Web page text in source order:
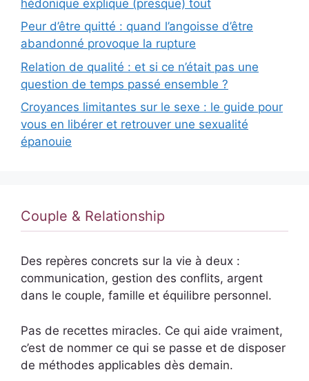
hédonique explique (presque) tout
Peur d’être quitté : quand l’angoisse d’être
abandonné provoque la rupture
Relation de qualité : et si ce n’était pas une
question de temps passé ensemble ?
Croyances limitantes sur le sexe : le guide pour
vous en libérer et retrouver une sexualité
épanouie
Couple & Relationship
Des repères concrets sur la vie à deux :
communication, gestion des conflits, argent
dans le couple, famille et équilibre personnel.
Pas de recettes miracles. Ce qui aide vraiment,
c’est de nommer ce qui se passe et de disposer
de méthodes applicables dès demain.